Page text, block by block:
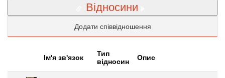
Відносини
Додати співвідношення
Iм'я зв'язок
Тип
відносин
Опис